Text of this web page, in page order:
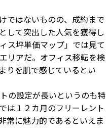
ではないものの、成約まで
して突出した人気を獲得し
ス坪単価マップ」では見て
リアだ。オフィス移転を検
りを肌で感じているとい
の設定が長いというのも特
は１２カ月のフリーレント
常に魅力的であるといえま